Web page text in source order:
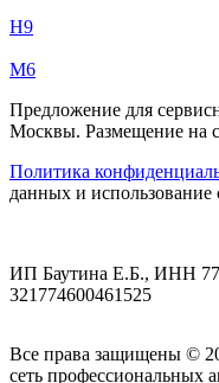
H9
M6
Предложение для
Москвы. Размещение на
Политика
данных и использование
ИП Баутина Е.Б., ИНН
321774600461525
Все права защищены ©
сеть профессиональных